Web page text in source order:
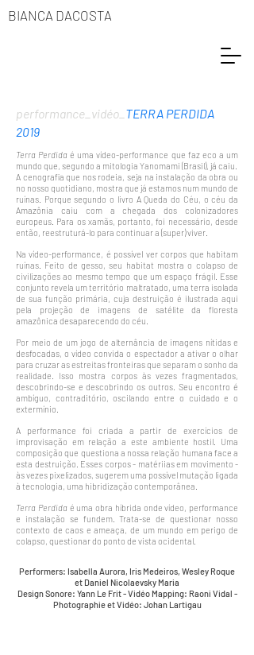
BIANCA DACOSTA
performance_vidéo_ TERRA PERDIDA
2019
Terra Perdidaé uma vídeo-performance que faz eco a um
mundo que, segundo a mitologia Yanomami (Brasil), já caiu.
A cenografia que nos rodeia, seja na instalação da obra ou
no nosso quotidiano, mostra que já estamos num mundo de
ruínas. Porque segundo o livro A Queda do Céu, o céu da
Amazônia caiu com a chegada dos colonizadores
europeus. Para os xamãs, portanto, foi necessário, desde
então, reestruturá-lo para continuar a (super) viver.
Na vídeo-performance, é possível ver corpos que habitam
ruínas. Feito de gesso, seu habitat mostra o colapso de
civilizações ao mesmo tempo que um espaço frágil. Esse
conjunto revela um território maltratado, uma terra isolada
de sua função primária, cuja destruição é ilustrada aqui
pela projeção de imagens de satélite da floresta
amazônica desaparecendo do céu.
Por meio de um jogo de alternância de imagens nítidas e
desfocadas, o vídeo convida o espectador a ativar o olhar
para cruzar as estreitas fronteiras que separam o sonho da
realidade. Isso mostra corpos às vezes fragmentados,
descobrindo-se e descobrindo os outros. Seu encontro é
ambíguo, contraditório, oscilando entre o cuidado e o
extermínio.
A performance foi criada a partir de exercícios de
improvisação em relação a este ambiente hostil. Uma
composição que questiona a nossa relação humana face a
esta destruição. Esses corpos - matériias em movimento -
às vezes pixelizados, sugerem uma possível mutação ligada
à tecnologia, uma hibridização contemporânea.
Terra Perdida é uma obra híbrida onde vídeo, performance
e instalação se fundem. Trata-se de questionar nosso
contexto de caos e ameaça, de um mundo em perigo de
colapso, questionar do ponto de vista ocidental.
Performers: Isabella Aurora, Iris Medeiros, Wesley Roque
et Daniel Nicolaevsky Maria
Design Sonore: Yann Le Frit - Vidéo Mapping: Raoni Vidal -
Photographie et Vidéo: Johan Lartigau